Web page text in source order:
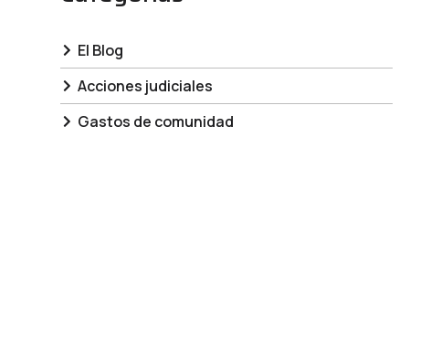
El Blog
Acciones judiciales
Gastos de comunidad